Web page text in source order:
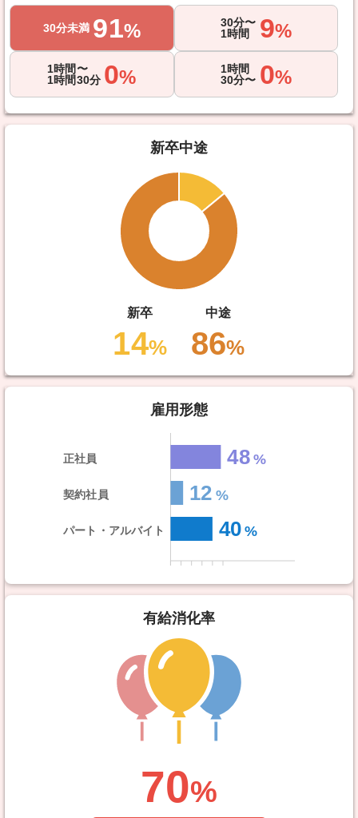
30分未満 91%
30分〜
1時間
9%
1時間〜
1時間30分 0%
1時間
30分〜 0%
新卒中途
新卒
14%
中途
86%
雇用形態
正社員
契約社員
パート・アルバイト
48
12
40
有給消化率
70%